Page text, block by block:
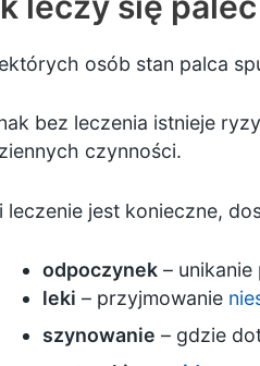
osób stan palca
bez leczenia istnieje
czynności.
leczenie jest konieczne,
odpoczynek –
leki – przyjmowanie
szynowanie – gdzie